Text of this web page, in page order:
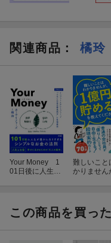
関連商品 ： 橘玲
Your Money 1
01日後に人生が
難しいこと
かりません
この商品を買っ